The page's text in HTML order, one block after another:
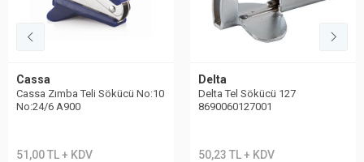
Cassa
Cassa Zımba Teli Sökücü No:10
No:24/6 A900
51,00 TL + KDV
Delta
Delta Tel Sökücü 127
8690060127001
50,23 TL + KDV